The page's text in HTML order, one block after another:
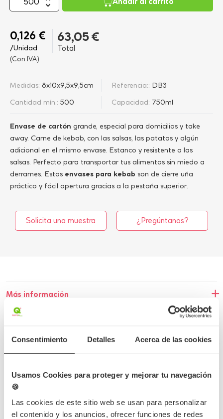
Consentimiento Detalles Acerca de las cookies
Usamos Cookies para proteger y mejorar tu navegación
🍪
Las cookies de este sitio web se usan para personalizar
el contenido y los anuncios, ofrecer funciones de redes
0,126 €
/Unidad
(Con IVA)
63,05 €
Total
Envase de cartón grande, especial para domicilios y take
away. Carne de kebab, con las salsas, las patatas y algún
adicional en el mismo envase. Estanco y resistente a las
salsas. Perfecto para transportar tus alimentos sin miedo a
derrames. Estos envases para kebab son de cierre uña
práctico y fácil apertura gracias a la pestaña superior.
Medidas: 8x10x9,5x9,5cm Referencia:: DB3
Cantidad mín.: 500 Capacidad: 750ml
Solicita una muestra ¿Pregúntanos?
Más información
Detalles del producto
Opiniones